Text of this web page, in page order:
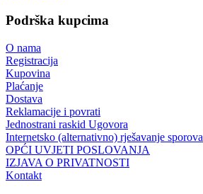
Podrška kupcima
O nama
Registracija
Kupovina
Plaćanje
Dostava
Reklamacije i povrati
Jednostrani raskid Ugovora
Internetsko (alternativno) rješavanje sporova
OPĆI UVJETI POSLOVANJA
IZJAVA O PRIVATNOSTI
Kontakt